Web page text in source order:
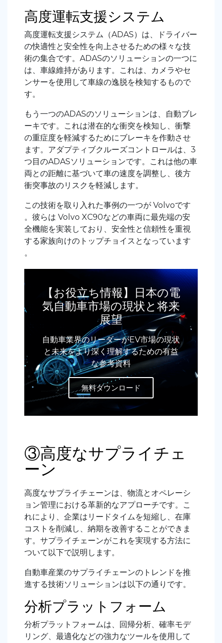
高度運転支援システム
高度運転支援システム（ADAS）は、ドライバー
の快適性と安全性を向上させるための様々な技
術の集合です。ADASのソリューションの一つに
は、車線維持があります。これは、カメラやセ
ンサーを使用して車線の逸脱を検知するもので
す。
もう一つのADASのソリューションは、自動ブレ
ーキです。これは潜在的な衝突を検知し、衝撃
の重症度を軽減するためにブレーキを作動させ
ます。アダプティブクルーズコントロールは、3
つ目のADASソリューションです。これは他の車
両との距離に基づいて車の速度を調整し、後方
衝突事故のリスクを軽減します。
この技術を取り入れた事例の一つが Volvoです
。彼らは Volvo XC90などの車両に最先端の安
全機能を実装しており、安全性と信頼性を重視
する家族向けのトップチョイスとなっています
。
【お役立ち情報】日本の電
気自動車市場の現状と将来
展望
自動車業界のリーダーがEV市場の現状
と未来をより深く理解するための有益
な参考資料
無料ダウンロード
③高度なサプライチェ
ーン
高度なサプライチェーンは、物流とオペレーシ
ョン管理における革新的なアプローチです。こ
れにより、企業はリードタイムを短縮し、在庫
コストを削減し、納期を改善することができま
す。サプライチェーンがこれを実現する方法に
ついて以下で説明します。
自動車産業のサプライチェーンのトレンドを推
進する技術ソリューションは以下の通りです。
分析プラットフォーム
分析プラットフォームは、回帰分析、確率モデ
リング、最適化などの強力なツールを使用して